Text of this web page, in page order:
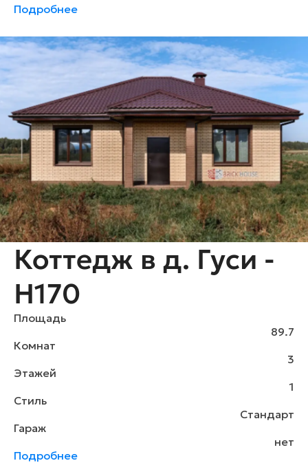
Подробнее
Коттедж в д. Гуси -
H170
Площадь
89.7
Комнат
3
Этажей
1
Стиль
Стандарт
Гараж
нет
Подробнее